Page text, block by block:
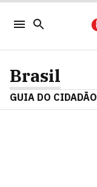
Brasil
GUIA DO CIDADÃO